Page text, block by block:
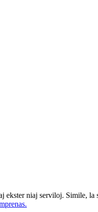
ekster niaj serviloj. Simile,